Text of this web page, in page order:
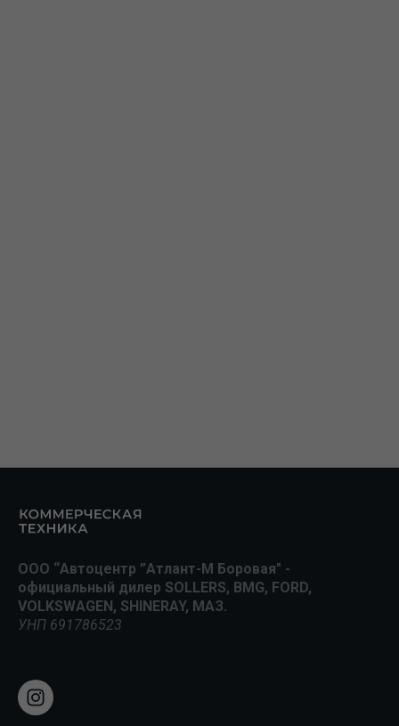
ООО “Автоцентр ”Атлант-М Боровая" -
официальный дилер SOLLERS, BMG, FORD,
VOLKSWAGEN, SHINERAY, МАЗ.
УНП 691786523